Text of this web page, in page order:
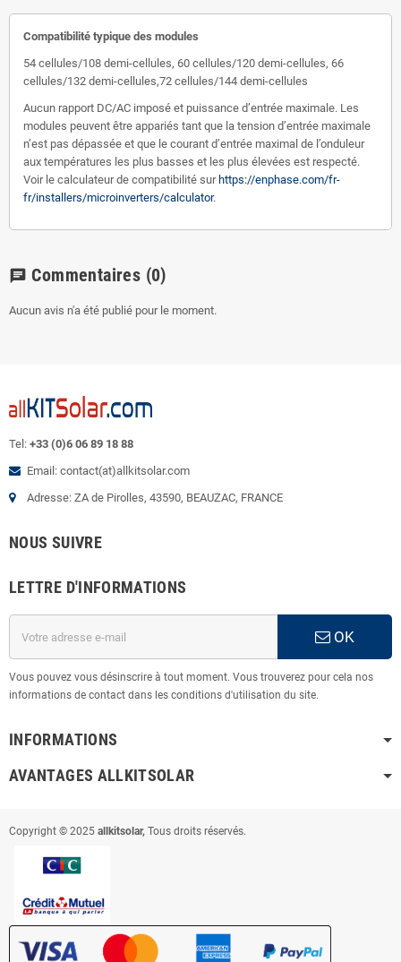
Compatibilité typique des modules
54 cellules/108 demi-cellules, 60 cellules/120 demi-cellules, 66
cellules/132 demi-cellules,72 cellules/144 demi-cellules
Aucun rapport DC/AC imposé et puissance d’entrée maximale. Les
modules peuvent être appariés tant que la tension d’entrée maximale
n’est pas dépassée et que le courant d’entrée maximal de l’onduleur
aux températures les plus basses et les plus élevées est respecté.
Voir le calculateur de compatibilité surhttps://enphase.com/fr-
fr/installers/microinverters/calculator.
chat Commentaires (0)
Aucun avis n'a été publié pour le moment.
Tel: +33 (0)6 06 89 18 88
Email: contact(at)allkitsolar.com
Adresse: ZA de Pirolles, 43590, BEAUZAC, FRANCE
NOUS SUIVRE
LETTRE D'INFORMATIONS
OK
Vous pouvez vous désinscrire à tout moment. Vous trouverez pour cela nos
informations de contact dans les conditions d'utilisation du site.
INFORMATIONS
AVANTAGES ALLKITSOLAR
Copyright © 2025 allkitsolar, Tous droits réservés.